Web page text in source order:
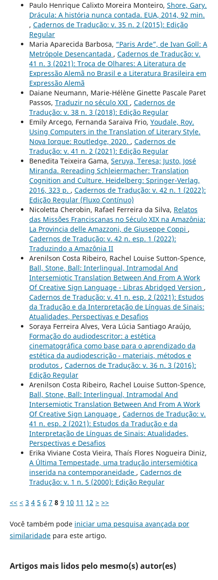
Paulo Henrique Calixto Moreira Monteiro, Shore, Gary.
Drácula: A história nunca contada. EUA, 2014, 92 min.
, Cadernos de Tradução: v. 35 n. 2 (2015): Edição
Regular
Maria Aparecida Barbosa, “Paris Arde”, de Ivan Goll: A
Metrópole Desencantada , Cadernos de Tradução: v.
41 n. 3 (2021): Troca de Olhares: A Literatura de
Expressão Alemã no Brasil e a Literatura Brasileira em
Expressão Alemã
Daiane Neumann, Marie-Hélène Ginette Pascale Paret
Passos, Traduzir no século XXI , Cadernos de
Tradução: v. 38 n. 3 (2018): Edição Regular
Emily Arcego, Fernanda Saraiva Frio, Youdale, Roy.
Using Computers in the Translation of Literary Style.
Nova Iorque: Routledge, 2020. , Cadernos de
Tradução: v. 41 n. 2 (2021): Edição Regular
Benedita Teixeira Gama, Seruya, Teresa; Justo, José
Miranda. Rereading Schleiermacher: Translation
Cognition and Culture. Heidelberg: Springer-Verlag,
2016, 323 p. , Cadernos de Tradução: v. 42 n. 1 (2022):
Edição Regular (Fluxo Contínuo)
Nicoletta Cherobin, Rafael Ferreira da Silva, Relatos
das Missões Franciscanas no Século XIX na Amazônia:
La Provincia delle Amazzoni, de Giuseppe Coppi ,
Cadernos de Tradução: v. 42 n. esp. 1 (2022):
Traduzindo a Amazônia II
Arenilson Costa Ribeiro, Rachel Louise Sutton-Spence,
Ball, Stone, Ball: Interlingual, Intramodal And
Intersemiotic Translation Between And From A Work
Of Creative Sign Language - Libras Abridged Version ,
Cadernos de Tradução: v. 41 n. esp. 2 (2021): Estudos
da Tradução e da Interpretação de Línguas de Sinais:
Atualidades, Perspectivas e Desafios
Soraya Ferreira Alves, Vera Lúcia Santiago Araújo,
Formação do audiodescritor: a estética
cinematográfica como base para o aprendizado da
estética da audiodescrição - materiais, métodos e
produtos , Cadernos de Tradução: v. 36 n. 3 (2016):
Edição Regular
Arenilson Costa Ribeiro, Rachel Louise Sutton-Spence,
Ball, Stone, Ball: Interlingual, Intramodal And
Intersemiotic Translation Between And From A Work
Of Creative Sign Language , Cadernos de Tradução: v.
41 n. esp. 2 (2021): Estudos da Tradução e da
Interpretação de Línguas de Sinais: Atualidades,
Perspectivas e Desafios
Erika Viviane Costa Vieira, Thaís Flores Nogueira Diniz,
A Última Tempestade, uma tradução intersemiótica
inserida na contemporaneidade , Cadernos de
Tradução: v. 1 n. 5 (2000): Edição Regular
<< < 3 4 5 6 7 8 9 10 11 12 > >>
Você também pode iniciar uma pesquisa avançada por
similaridadepara este artigo.
Artigos mais lidos pelo mesmo(s) autor(es)